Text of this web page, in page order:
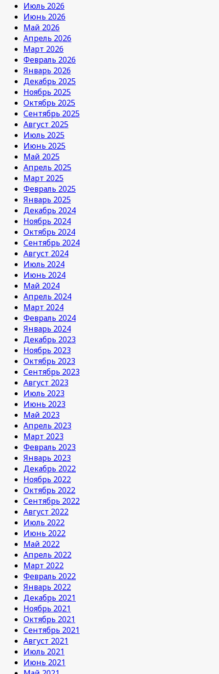
Июль 2026
Июнь 2026
Май 2026
Апрель 2026
Март 2026
Февраль 2026
Январь 2026
Декабрь 2025
Ноябрь 2025
Октябрь 2025
Сентябрь 2025
Август 2025
Июль 2025
Июнь 2025
Май 2025
Апрель 2025
Март 2025
Февраль 2025
Январь 2025
Декабрь 2024
Ноябрь 2024
Октябрь 2024
Сентябрь 2024
Август 2024
Июль 2024
Июнь 2024
Май 2024
Апрель 2024
Март 2024
Февраль 2024
Январь 2024
Декабрь 2023
Ноябрь 2023
Октябрь 2023
Сентябрь 2023
Август 2023
Июль 2023
Июнь 2023
Май 2023
Апрель 2023
Март 2023
Февраль 2023
Январь 2023
Декабрь 2022
Ноябрь 2022
Октябрь 2022
Сентябрь 2022
Август 2022
Июль 2022
Июнь 2022
Май 2022
Апрель 2022
Март 2022
Февраль 2022
Январь 2022
Декабрь 2021
Ноябрь 2021
Октябрь 2021
Сентябрь 2021
Август 2021
Июль 2021
Июнь 2021